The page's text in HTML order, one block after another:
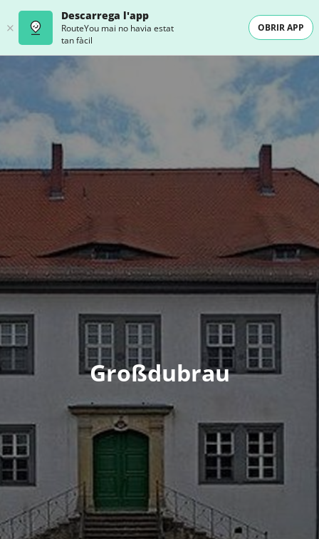
Descarrega l'app
RouteYou mai no havia estat
tan fàcil
OBRIR APP
Großdubrau